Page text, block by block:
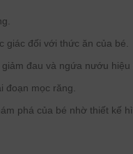
giác đối với thức ăn của bé.
đau và ngứa nướu hiệu
đoạn mọc răng.
phá của bé nhờ thiết kế